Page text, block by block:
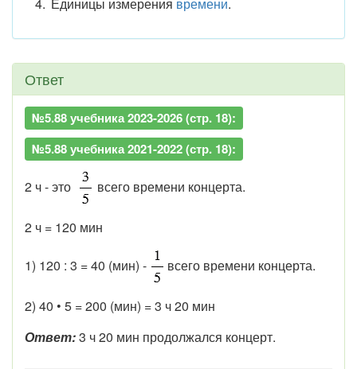
Ответ
№5.88 учебника 2023-2026 (стр. 18):
№5.88 учебника 2021-2022 (стр. 18):
2 ч - это всего времени концерта.
2 ч = 120 мин
1) 120 : 3 = 40 (мин) - всего времени концерта.
2) 40 • 5 = 200 (мин) = 3 ч 20 мин
Ответ:3 ч 20 мин продолжался концерт.